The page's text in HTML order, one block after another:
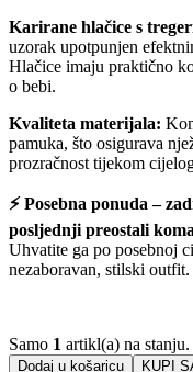
Karirane hlačice s
uzorak upotpunjen
Hlačice imaju praktično
o bebi.
Kvaliteta materijala:
pamuka, što osigurava
prozračnost tijekom
⚡ Posebna ponuda –
posljednji preostali
Uhvatite ga po posebnoj
nezaboravan, stilski outfit.
Samo 1 artikl(a) na stanju.
Dodaj u košaricu KUPI